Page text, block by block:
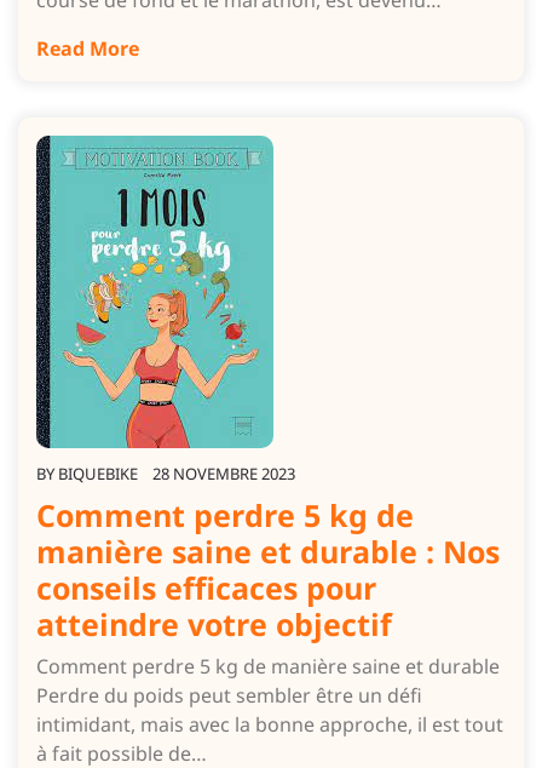
Read More
BY BIQUEBIKE 28 NOVEMBRE 2023
Comment perdre 5 kg de
manière saine et durable : Nos
conseils efficaces pour
atteindre votre objectif
Comment perdre 5 kg de manière saine et durable
Perdre du poids peut sembler être un défi
intimidant, mais avec la bonne approche, il est tout
à fait possible de…